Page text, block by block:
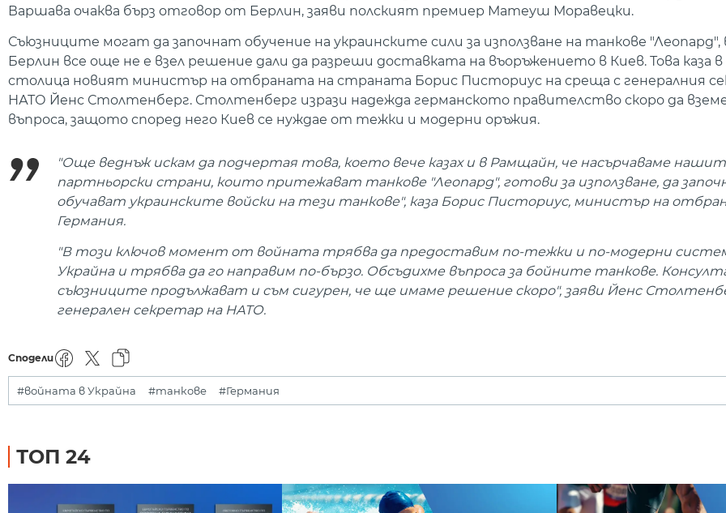
Варшава очаква бърз отговор от Берлин, заяви полският премиер Матеуш Моравецки.
Съюзниците могат да започнат обучение на украинските сили за използване на танкове "Леопард",
Берлин все още не е взел решение дали да разреши доставката на въоръжението в Киев. Това каза
столица новият министър на отбраната на страната Борис Писториус на среща с генералния
НАТО Йенс Столтенберг. Столтенберг изрази надежда германското правителство скоро да
въпроса, защото според него Киев се нуждае от тежки и модерни оръжия.
"Още веднъж искам да подчертая това, което вече казах и в Рамщайн, че насърчаваме
партньорски страни, които притежават танкове "Леопард", готови за използване, да
обучават украинските войски на тези танкове", каза Борис Писториус, министър на
Германия.
"В този ключов момент от войната трябва да предоставим по-тежки и по-модерни
Украйна и трябва да го направим по-бързо. Обсъдихме въпроса за бойните танкове.
съюзниците продължават и съм сигурен, че ще имаме решение скоро", заяви Йенс
генерален секретар на НАТО.
Сподели
#войната в Украйна #танкове #Германия
ТОП 24